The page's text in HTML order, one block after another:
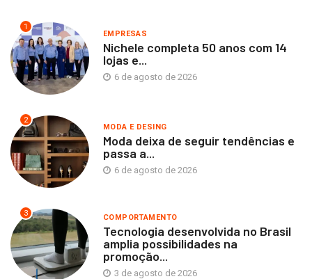
1
EMPRESAS
Nichele completa 50 anos com 14
lojas e...
6 de agosto de 2026
2
MODA E DESING
Moda deixa de seguir tendências e
passa a...
6 de agosto de 2026
3 COMPORTAMENTO
Tecnologia desenvolvida no Brasil
amplia possibilidades na
promoção...
3 de agosto de 2026